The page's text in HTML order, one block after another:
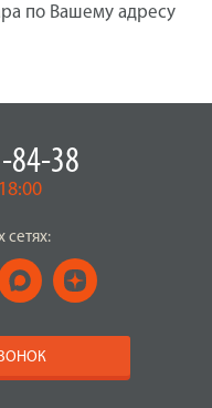
по Вашему адресу
84-38
сетях: